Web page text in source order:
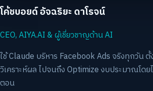
โค้ชบอยด์ อัจฉริยะ ดาโรจน์
CEO, AIYA.AI & ผู้เชี่ยวชาญด้าน AI
ใช้ Claude บริหาร Facebook Ads จริงทุกวัน ตั้
วิเคราะห์ผล ไปจนถึง Optimize งบประมาณโด
ตอน